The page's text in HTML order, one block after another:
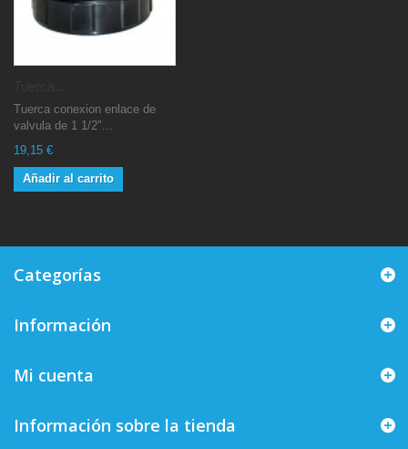
Tuerca conexion enlace de
valvula de 1 1/2"...
19,15 €
Añadir al carrito
Categorías
Información
Mi cuenta
Información sobre la tienda